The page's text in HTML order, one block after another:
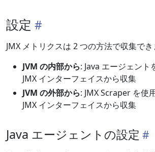
設定
JMX メトリクスは 2 つの方法で収集でき
JVM の内部から: Java エージェント
JMX インターフェイスから収集
JVM の外部から: JMX Scraper を使
JMX インターフェイスから収集
Java エージェントの設定